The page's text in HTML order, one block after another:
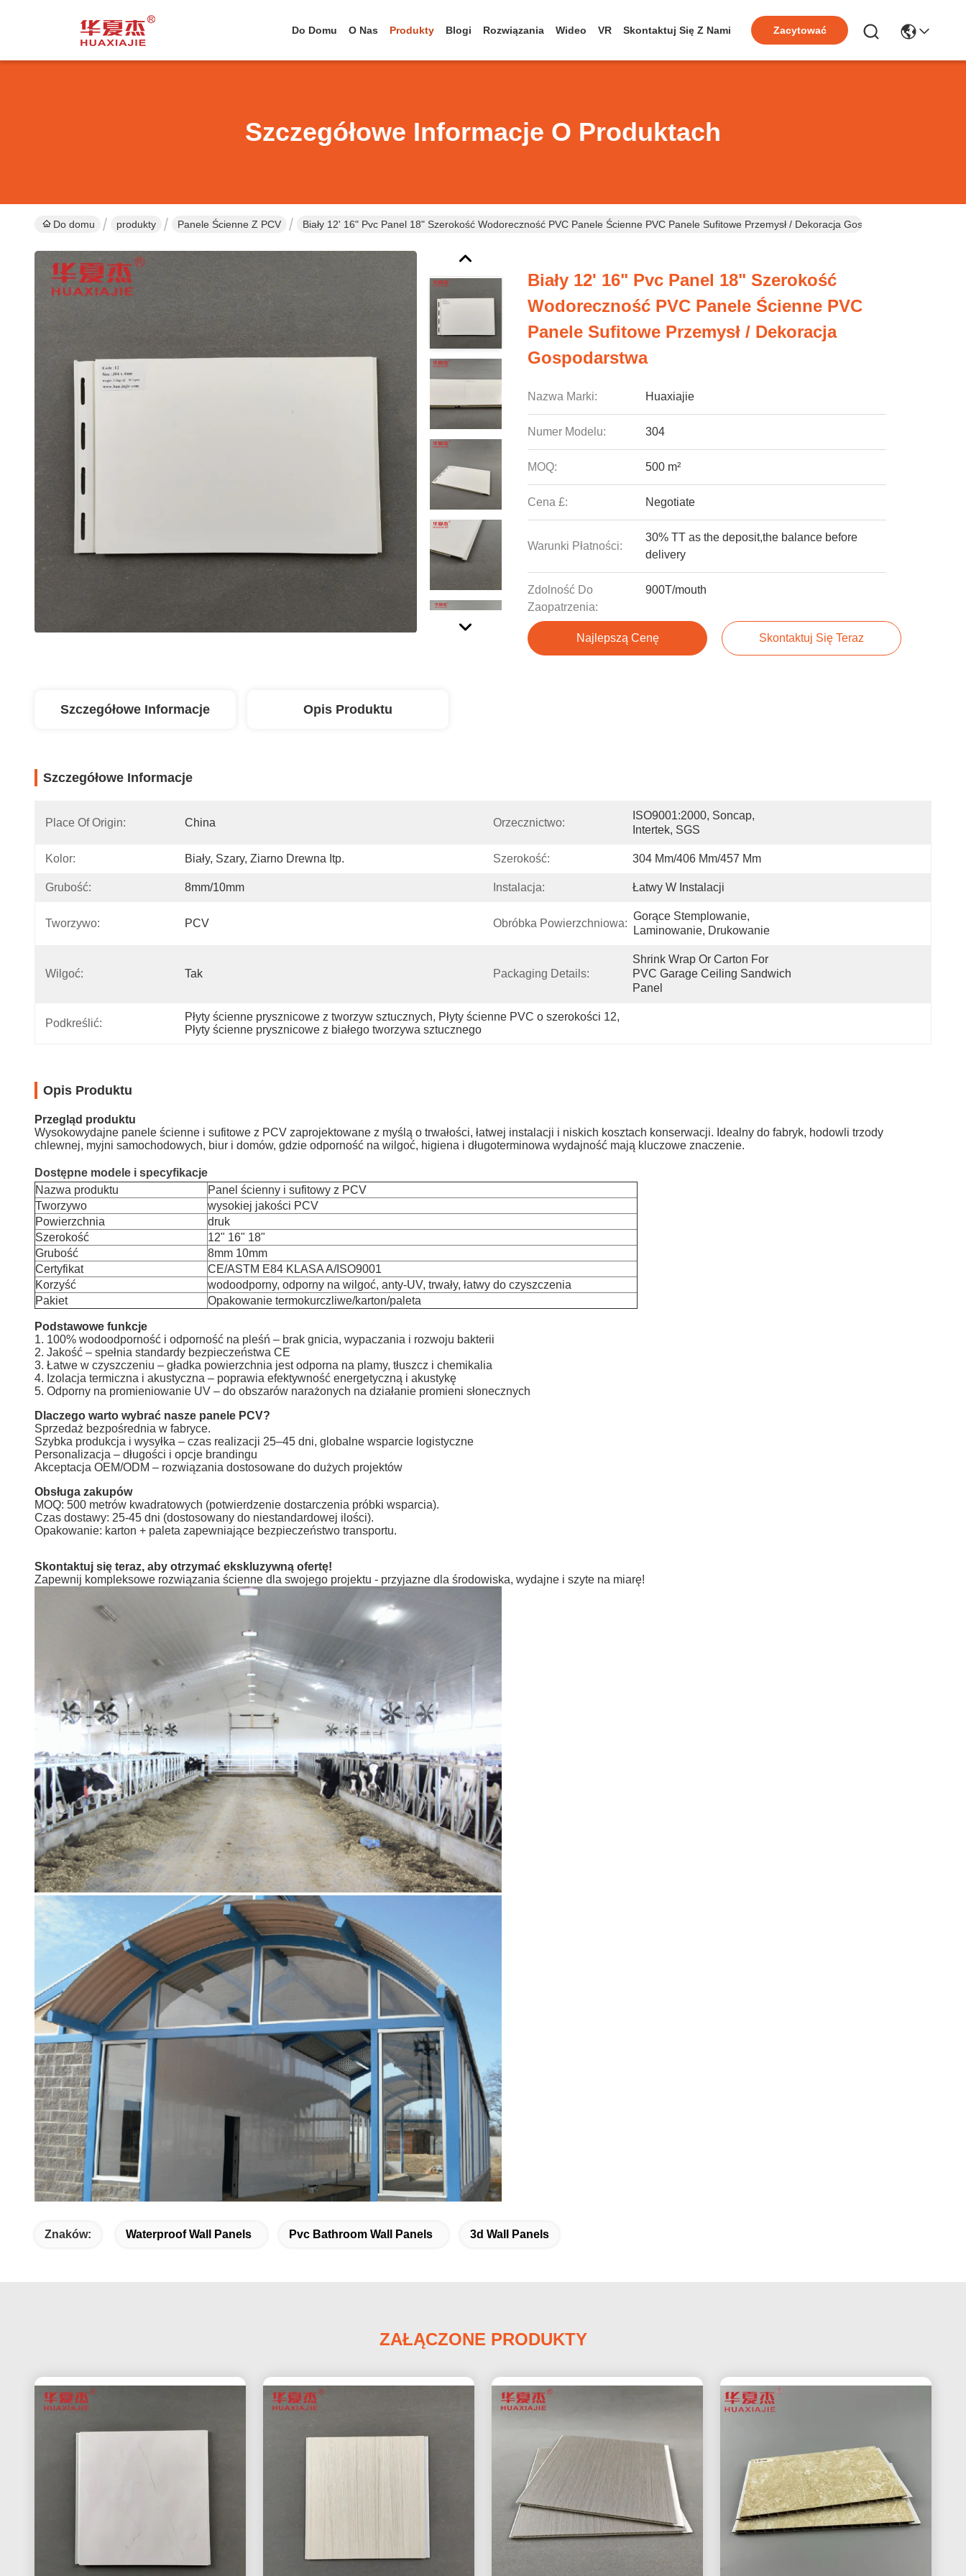
Do Domu O Nas Produkty Blogi Rozwiązania Wideo VR Skontaktuj Się Z Nami Zacytować
Szczegółowe Informacje O Produktach
Do domu produkty Panele Ścienne Z PCV Biały 12' 16" Pvc Panel 18" Szerokość Wodoreczność PVC Panele Ścienne PVC Panele Sufitowe Przemysł / Dekoracja Gospodarstwa
Biały 12' 16" Pvc Panel 18" Szerokość
Wodoreczność PVC Panele Ścienne PVC
Panele Sufitowe Przemysł / Dekoracja
Gospodarstwa
Nazwa Marki: Huaxiajie
Numer Modelu: 304
MOQ: 500 m²
Cena £: Negotiate
Warunki Płatności:
30% TT as the deposit,the balance before
delivery
Zdolność Do
Zaopatrzenia:
900T/mouth
Najlepszą Cenę Skontaktuj Się Teraz
Szczegółowe Informacje Opis Produktu
Szczegółowe Informacje
Place Of Origin: China Orzecznictwo:
ISO9001:2000, Soncap,
Intertek, SGS
Kolor: Biały, Szary, Ziarno Drewna Itp. Szerokość: 304 Mm/406 Mm/457 Mm
Grubość: 8mm/10mm Instalacja: Łatwy W Instalacji
Tworzywo: PCV Obróbka Powierzchniowa:
Gorące Stemplowanie,
Laminowanie, Drukowanie
Wilgoć: Tak Packaging Details:
Shrink Wrap Or Carton For
PVC Garage Ceiling Sandwich
Panel
Podkreślić:
Płyty ścienne prysznicowe z tworzyw sztucznych, Płyty ścienne PVC o szerokości 12,
Płyty ścienne prysznicowe z białego tworzywa sztucznego
Opis Produktu
Przegląd produktu
Wysokowydajne panele ścienne i sufitowe z PCV zaprojektowane z myślą o trwałości, łatwej instalacji i niskich kosztach konserwacji. Idealny do fabryk, hodowli trzody
chlewnej, myjni samochodowych, biur i domów, gdzie odporność na wilgoć, higiena i długoterminowa wydajność mają kluczowe znaczenie.
Dostępne modele i specyfikacje
Nazwa produktu
Panel ścienny i sufitowy z PCV
Tworzywo
wysokiej jakości PCV
Powierzchnia
druk
Szerokość
12" 16" 18"
Grubość
8mm 10mm
Certyfikat
CE/ASTM E84 KLASA A/ISO9001
Korzyść
wodoodporny, odporny na wilgoć, anty-UV, trwały, łatwy do czyszczenia
Pakiet
Opakowanie termokurczliwe/karton/paleta
Podstawowe funkcje
1. 100% wodoodporność i odporność na pleśń – brak gnicia, wypaczania i rozwoju bakterii
2. Jakość – spełnia standardy bezpieczeństwa CE
3. Łatwe w czyszczeniu – gładka powierzchnia jest odporna na plamy, tłuszcz i chemikalia
4. Izolacja termiczna i akustyczna – poprawia efektywność energetyczną i akustykę
5. Odporny na promieniowanie UV – do obszarów narażonych na działanie promieni słonecznych
Dlaczego warto wybrać nasze panele PCV?
Sprzedaż bezpośrednia w fabryce.
Szybka produkcja i wysyłka – czas realizacji 25–45 dni, globalne wsparcie logistyczne
Personalizacja – długości i opcje brandingu
Akceptacja OEM/ODM – rozwiązania dostosowane do dużych projektów
Obsługa zakupów
MOQ: 500 metrów kwadratowych (potwierdzenie dostarczenia próbki wsparcia).
Czas dostawy: 25-45 dni (dostosowany do niestandardowej ilości).
Opakowanie: karton + paleta zapewniające bezpieczeństwo transportu.
Skontaktuj się teraz, aby otrzymać ekskluzywną ofertę!
Zapewnij kompleksowe rozwiązania ścienne dla swojego projektu - przyjazne dla środowiska, wydajne i szyte na miarę!
Znaków: Waterproof Wall Panels Pvc Bathroom Wall Panels 3d Wall Panels
ZAŁĄCZONE PRODUKTY